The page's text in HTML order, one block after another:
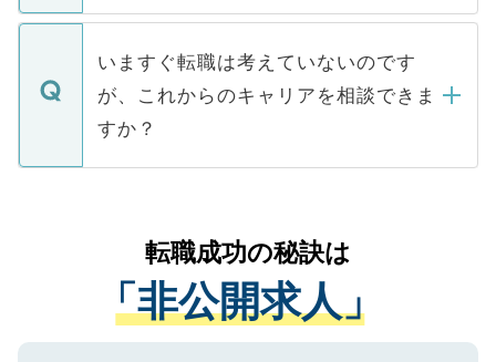
関を公にしてしまうと、応募が殺到する場
に、医療機関が求める条件に合った人材の
みを人材紹介会社に依頼するケースが増え
ています。
定を承諾する必要はありません。内定先へ
の辞退の連絡はキャリアパートナーが行い
個人情報が漏えいすることはありませんの
で、ご安心ください。当サイトからの登録
などで収集したご登録者様の個人情報は、
ご本人のキャリアアップおよび転職活動の
支援を目的に使用いたします。お預かりし
ているすべての個人データはご本人の許可
は、個人情報の取り扱いについての厳密な
管理基準を満たした事業者のみに付与され
る、プライバシーマークを取得済みです。
いますぐ転職は考えていないのです
が、これからのキャリアを相談できま
すか？
かがいして、現在の医療機関の状況や紹介
経験をまじえながら、適切なアドバイスを
させていただきます。すぐにご転職をされ
ない方には、長期的なサポートが可能です
ので、まずはご登録ください。
転職成功の秘訣は
「非公開求人」